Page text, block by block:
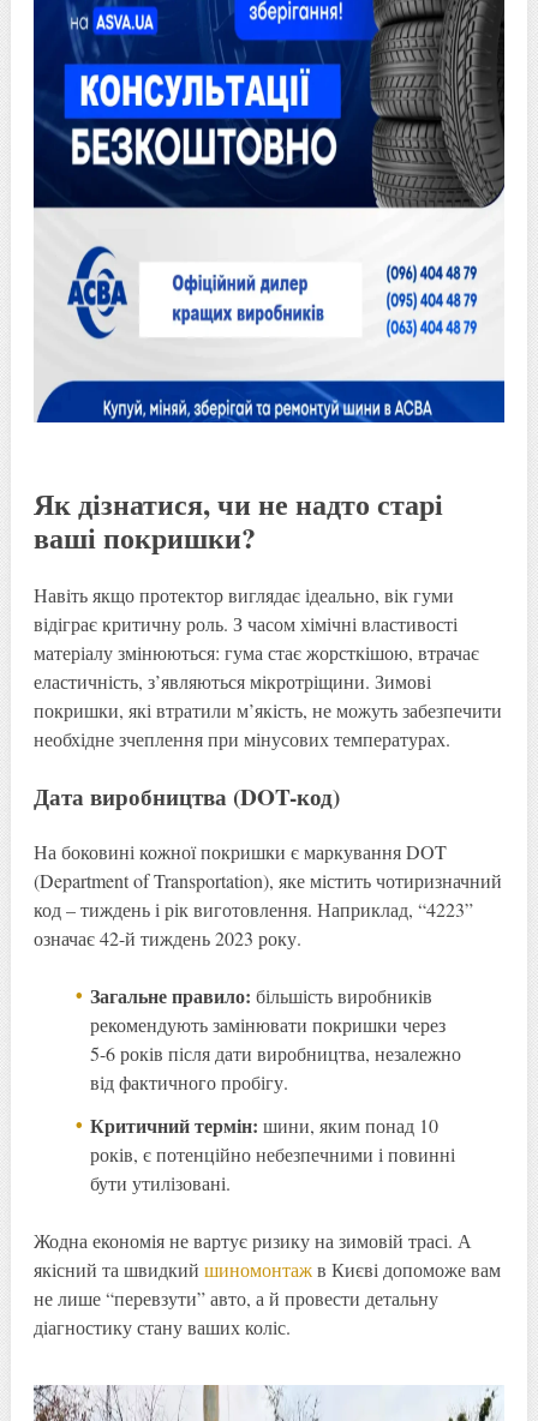
Як дізнатися, чи не надто старі
ваші покришки?
Навіть якщо протектор виглядає ідеально, вік гуми
відіграє критичну роль. З часом хімічні властивості
матеріалу змінюються: гума стає жорсткішою, втрачає
еластичність, з’являються мікротріщини. Зимові
покришки, які втратили м’якість, не можуть забезпечити
необхідне зчеплення при мінусових температурах.
Дата виробництва (DOT-код)
На боковині кожної покришки є маркування DOT
(Department of Transportation), яке містить чотиризначний
код – тиждень і рік виготовлення. Наприклад, “4223”
означає 42-й тиждень 2023 року.
Загальне правило: більшість виробників
рекомендують замінювати покришки через
5-6 років після дати виробництва, незалежно
від фактичного пробігу.
Критичний термін: шини, яким понад 10
років, є потенційно небезпечними і повинні
бути утилізовані.
Жодна економія не вартує ризику на зимовій трасі. А
якісний та швидкий шиномонтажв Києві допоможе вам
не лише “перевзути” авто, а й провести детальну
діагностику стану ваших коліс.